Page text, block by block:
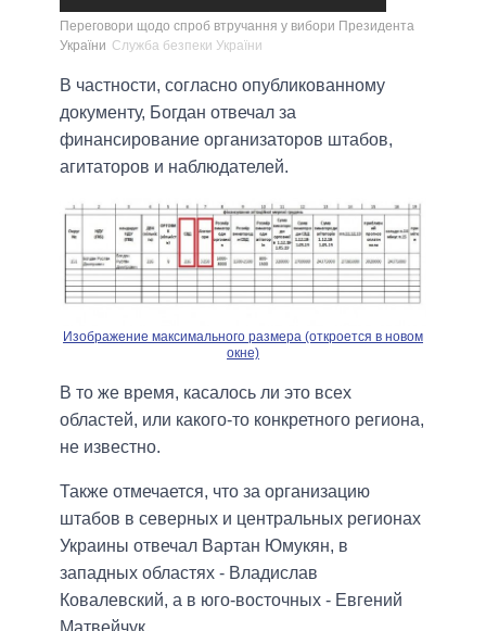
Переговори щодо спроб втручання у вибори Президента
України Служба безпеки України
В частности, согласно опубликованному
документу, Богдан отвечал за
финансирование организаторов штабов,
агитаторов и наблюдателей.
Изображение максимального размера (откроется в новом
окне)
В то же время, касалось ли это всех
областей, или какого-то конкретного региона,
не известно.
Также отмечается, что за организацию
штабов в северных и центральных регионах
Украины отвечал Вартан Юмукян, в
западных областях - Владислав
Ковалевский, а в юго-восточных - Евгений